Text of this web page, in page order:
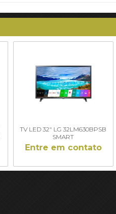
TV LED 32" LG 32LM630BPSB
SMART
Entre em contato